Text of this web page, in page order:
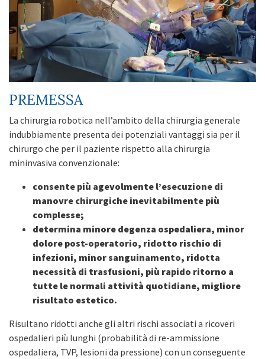
PREMESSA
La chirurgia robotica nell’ambito della chirurgia generale
indubbiamente presenta dei potenziali vantaggi sia per il
chirurgo che per il paziente rispetto alla chirurgia
mininvasiva convenzionale:
consente più agevolmente l’esecuzione di
manovre chirurgiche inevitabilmente più
complesse;
determina minore degenza ospedaliera, minor
dolore post-operatorio, ridotto rischio di
infezioni, minor sanguinamento, ridotta
necessità di trasfusioni, più rapido ritorno a
tutte le normali attività quotidiane, migliore
risultato estetico.
Risultano ridotti anche gli altri rischi associati a ricoveri
ospedalieri più lunghi (probabilità di re-ammissione
ospedaliera, TVP, lesioni da pressione) con un conseguente